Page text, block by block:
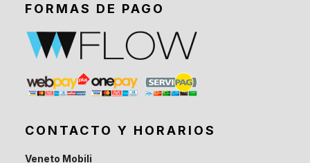
FORMAS DE PAGO
CONTACTO Y HORARIOS
Veneto Mobili